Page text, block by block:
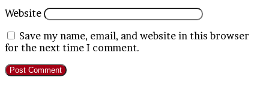
Website
Save my name, email, and website in this browser
for the next time I comment.